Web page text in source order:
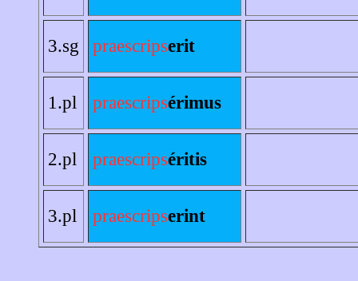
3.sg praescripserit
1.pl praescripsérimus
2.pl praescripséritis
3.pl praescripserint